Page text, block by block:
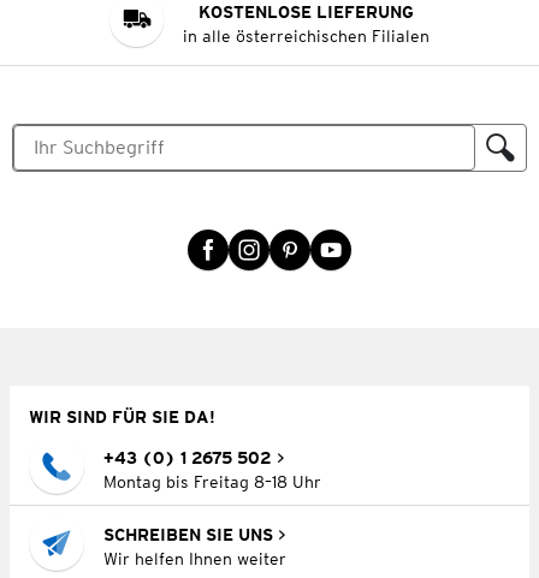
KOSTENLOSE LIEFERUNG
in alle österreichischen Filialen
WIR SIND FÜR SIE DA!
+43 (0) 1 2675 502
Montag bis Freitag 8–18 Uhr
SCHREIBEN SIE UNS
Wir helfen Ihnen weiter